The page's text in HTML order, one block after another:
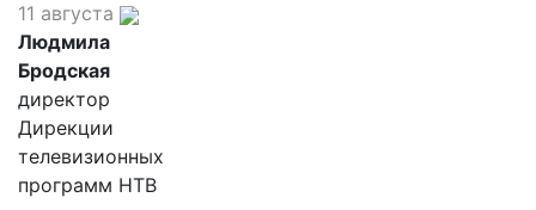
11 августа
Людмила
Бродская
директор
Дирекции
телевизионных
программ НТВ